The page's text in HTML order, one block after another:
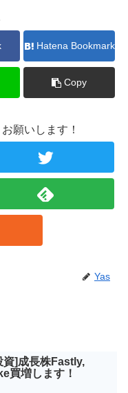
Hatena Bookmark
Copy
願いします！
Yas
資]成長株Fastly,
買増します！